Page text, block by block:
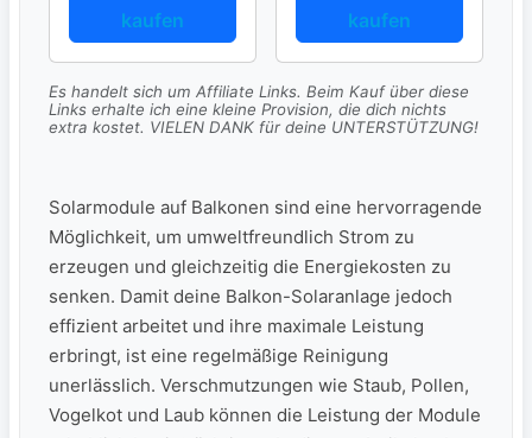
kaufen
kaufen
Es handelt sich um Affiliate Links. Beim Kauf über diese
Links erhalte ich eine kleine Provision, die dich nichts
extra kostet. VIELEN DANK für deine UNTERSTÜTZUNG!
Solarmodule auf​ Balkonen sind eine hervorragende
Möglichkeit, um ⁢umweltfreundlich ⁤Strom zu
⁤erzeugen und gleichzeitig die⁣ Energiekosten ‍zu
senken. Damit deine Balkon-Solaranlage⁣ jedoch
effizient arbeitet und ihre maximale Leistung
erbringt, ist eine regelmäßige‍ Reinigung⁣
unerlässlich.‍ Verschmutzungen wie Staub,⁣ Pollen,
Vogelkot und Laub können die Leistung‌ der Module